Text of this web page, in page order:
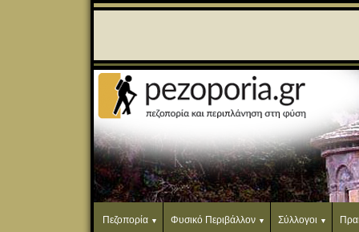
Πεζοπορία Φυσικό Περιβάλλον Σύλλογοι